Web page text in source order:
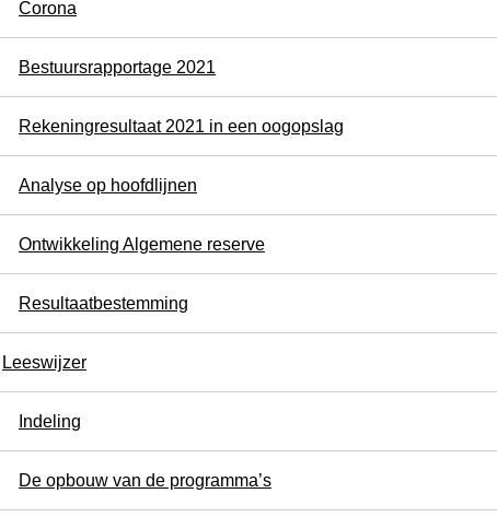
Corona
Bestuursrapportage 2021
Rekeningresultaat 2021 in een oogopslag
Analyse op hoofdlijnen
Ontwikkeling Algemene reserve
Resultaatbestemming
Leeswijzer
Indeling
De opbouw van de programma’s